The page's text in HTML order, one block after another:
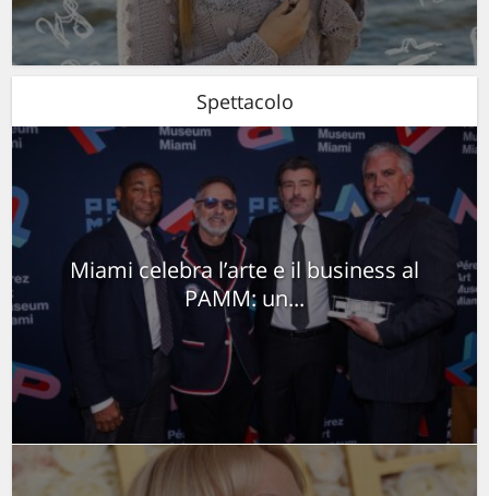
Spettacolo
Miami celebra l’arte e il business al
PAMM: un...